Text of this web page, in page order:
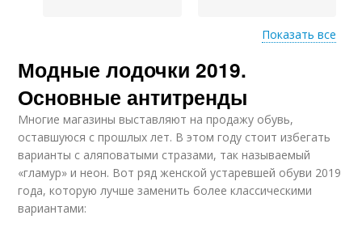
Модные очки Основные тенденции
Модная весна
Показать все
Модные лодочки 2019.
Основные антитренды
Многие магазины выставляют на продажу обувь,
оставшуюся с прошлых лет. В этом году стоит избегать
варианты с аляповатыми стразами, так называемый
«гламур» и неон. Вот ряд женской устаревшей обуви 2019
года, которую лучше заменить более классическими
вариантами: